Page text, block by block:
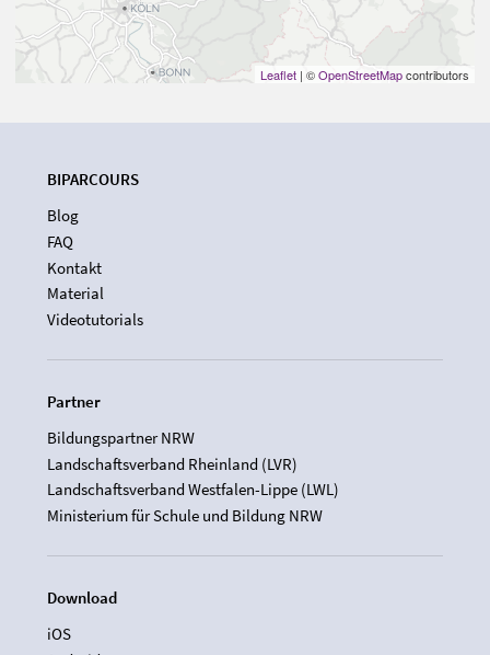
Leaflet | ©OpenStreetMapcontributors
BIPARCOURS
Blog
FAQ
Kontakt
Material
Videotutorials
Partner
Bildungspartner NRW
Landschaftsverband Rheinland (LVR)
Landschaftsverband Westfalen-Lippe (LWL)
Ministerium für Schule und Bildung NRW
Download
iOS